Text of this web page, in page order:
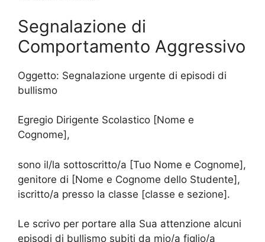
Segnalazione di
Comportamento Aggressivo
Oggetto: Segnalazione urgente di episodi di
bullismo
Egregio Dirigente Scolastico [Nome e
Cognome],
sono il/la sottoscritto/a [Tuo Nome e Cognome],
genitore di [Nome e Cognome dello Studente],
iscritto/a presso la classe [classe e sezione].
Le scrivo per portare alla Sua attenzione alcuni
episodi di bullismo subiti da mio/a figlio/a